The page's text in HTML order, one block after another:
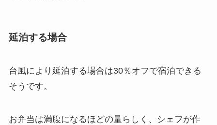
延泊する場合
台風により延泊する場合は30％オフで宿泊できる
そうです。
お弁当は満腹になるほどの量らしく、シェフが作